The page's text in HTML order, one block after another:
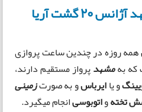
در رابطه با تورهای مشهد آژانس 20 گشت آریا
همه روزه در چندین ساعت پروازی
که بهمشهدپرواز مستقیم دارند،
و یاایرباسو به صورتزمینی
تختهواتوبوسیانجام میگیرد.